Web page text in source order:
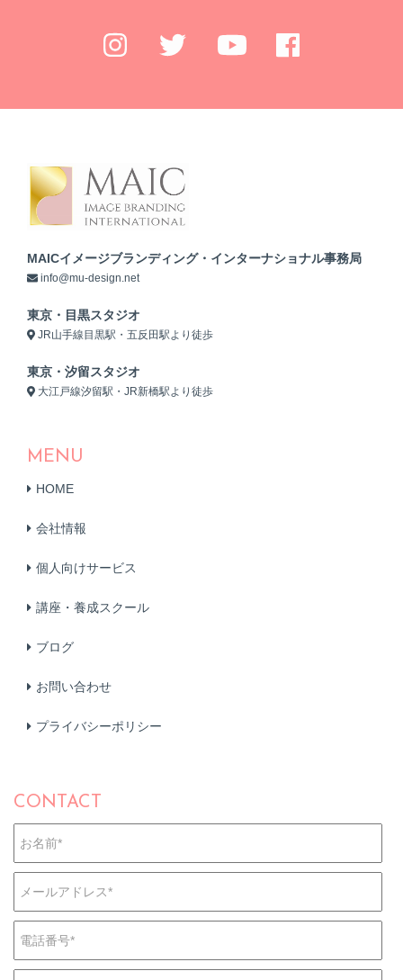
MAICイメージブランディング・インターナショナル事務局
info@mu-design.net
東京・目黒スタジオ
JR山手線目黒駅・五反田駅より徒歩
東京・汐留スタジオ
大江戸線汐留駅・JR新橋駅より徒歩
MENU
HOME
会社情報
個人向けサービス
講座・養成スクール
ブログ
お問い合わせ
プライバシーポリシー
CONTACT